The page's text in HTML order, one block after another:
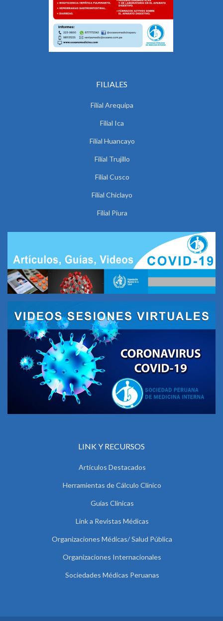
FILIALES
Filial Arequipa
Filial Ica
Filial Huancayo
Filial Trujillo
Filial Cusco
Filial Chiclayo
Filial Piura
LINK Y RECURSOS
Artículos Destacados
Herramientas de Cálculo Clínico
Guías Clínicas
Link a Revistas Médicas
Organizaciones Médicas/ Salud Pública
Organizaciones Internacionales
Sociedades Médicas Peruanas